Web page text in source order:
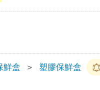
鮮盒 ＞ 塑膠保鮮盒